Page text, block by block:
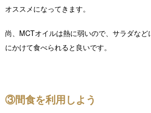
オススメになってきます。
尚、MCTオイルは熱に弱いので、サラダな
にかけて食べられると良いです。
③間食を利用しよう